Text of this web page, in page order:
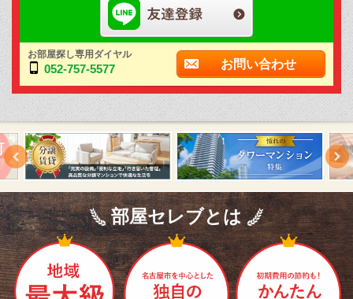
お部屋探し専用ダイヤル
052-757-5577 お問い合わせ
部屋セレブとは